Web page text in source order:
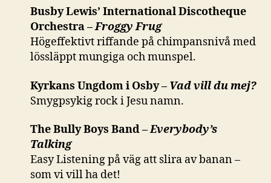
Busby Lewis’ International Discotheque
Orchestra –Froggy Frug
Högeffektivt riffande på chimpansnivå med
lössläppt mungiga och munspel.
Kyrkans Ungdom i Osby – Vad vill du mej?
Smygpsykig rock i Jesu namn.
The Bully Boys Band –Everybody’s
Talking
Easy Listening på väg att slira av banan –
som vi vill ha det!